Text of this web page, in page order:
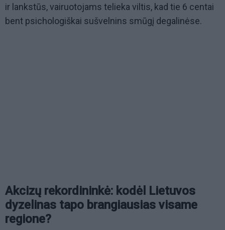
ir lankstūs, vairuotojams telieka viltis, kad tie 6 centai
bent psichologiškai sušvelnins smūgį degalinėse.
Akcizų rekordininkė: kodėl Lietuvos
dyzelinas tapo brangiausias visame
regione?